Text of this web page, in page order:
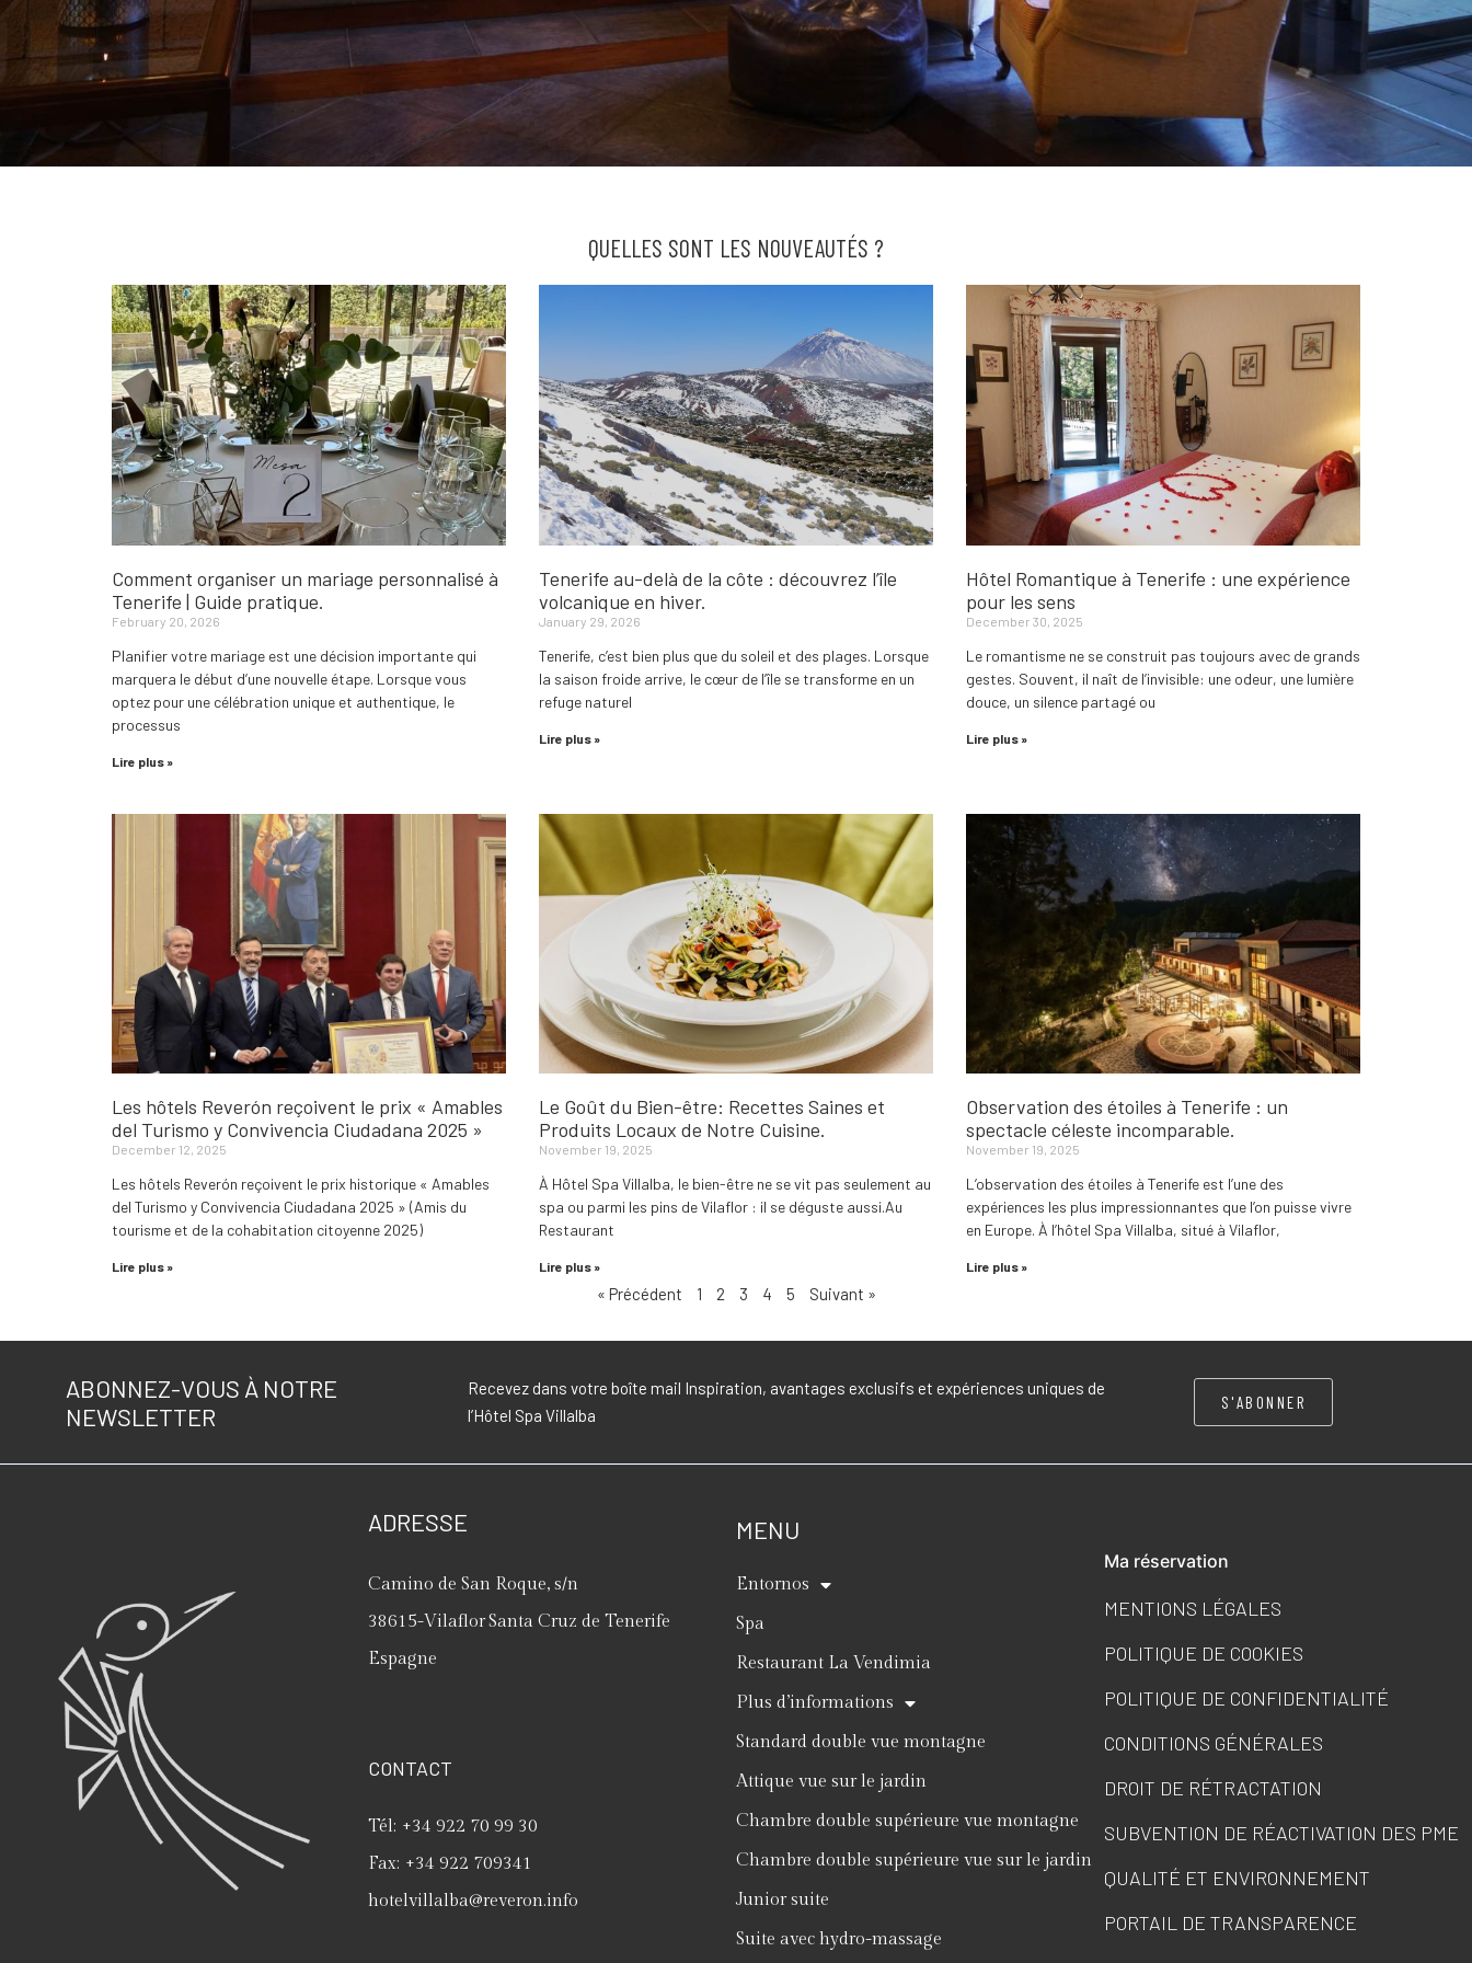
QUELLES SONT LES NOUVEAUTÉS ?
Comment organiser un mariage personnalisé à
Tenerife | Guide pratique.
February 20, 2026
Planifier votre mariage est une décision importante qui
marquera le début d’une nouvelle étape. Lorsque vous
optez pour une célébration unique et authentique, le
processus
Lire plus »
Tenerife au-delà de la côte : découvrez l’île
volcanique en hiver.
January 29, 2026
Tenerife, c’est bien plus que du soleil et des plages. Lorsque
la saison froide arrive, le cœur de l’île se transforme en un
refuge naturel
Lire plus »
Hôtel Romantique à Tenerife : une expérience
pour les sens
December 30, 2025
Le romantisme ne se construit pas toujours avec de grands
gestes. Souvent, il naît de l’invisible: une odeur, une lumière
douce, un silence partagé ou
Lire plus »
Les hôtels Reverón reçoivent le prix « Amables
del Turismo y Convivencia Ciudadana 2025 »
December 12, 2025
Les hôtels Reverón reçoivent le prix historique « Amables
del Turismo y Convivencia Ciudadana 2025 » (Amis du
tourisme et de la cohabitation citoyenne 2025)
Lire plus »
Le Goût du Bien-être: Recettes Saines et
Produits Locaux de Notre Cuisine.
November 19, 2025
À Hôtel Spa Villalba, le bien-être ne se vit pas seulement au
spa ou parmi les pins de Vilaflor : il se déguste aussi.Au
Restaurant
Lire plus »
Observation des étoiles à Tenerife : un
spectacle céleste incomparable.
November 19, 2025
L’observation des étoiles à Tenerife est l’une des
expériences les plus impressionnantes que l’on puisse vivre
en Europe. À l’hôtel Spa Villalba, situé à Vilaflor,
Lire plus »
« Précédent 1 2 3 4 5 Suivant »
ABONNEZ-VOUS À NOTRE
NEWSLETTER
Recevez dans votre boîte mail Inspiration, avantages exclusifs et expériences uniques de
l’Hôtel Spa Villalba
S'ABONNER
ADRESSE
Camino de San Roque, s/n
38615-VilaflorSanta Cruz de Tenerife
Espagne
CONTACT
Tél: +34 922 70 99 30
Fax: +34 922 709341
hotelvillalba@reveron.info
MENU
Entornos
Spa
Restaurant La Vendimia
Plus d’informations
Standard double vue montagne
Attique vue sur le jardin
Chambre double supérieure vue montagne
Chambre double supérieure vue sur le jardin
Junior suite
Suite avec hydro-massage
Ma réservation
MENTIONS LÉGALES
POLITIQUE DE COOKIES
POLITIQUE DE CONFIDENTIALITÉ
CONDITIONS GÉNÉRALES
DROIT DE RÉTRACTATION
SUBVENTION DE RÉACTIVATION DES PME
QUALITÉ ET ENVIRONNEMENT
PORTAIL DE TRANSPARENCE